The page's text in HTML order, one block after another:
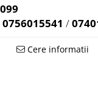
0756015541 /
Cere informatii